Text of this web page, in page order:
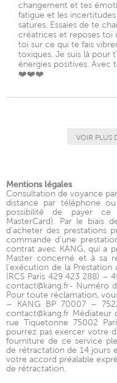
changement et tes
fatigue et les
satures. Essaies de te
créatrices et reposes toi
toi sur ce qui te fais
toxiques. Je suis là pour
énergies positives. Avec
❤️❤️❤️
VOIR PLUS
Mentions légales
Consultation de voyance
distance par téléphone
possibilité de payer ce
MasterCard). Par le biais
d'acheter des prestations
commande d'une
contrat avec KANG, qui a
Master concerné et à sa
l'exécution de la Prestation
(RCS Paris 429 423 288) –
contact@kang.fr- Numéro
Pour toute réclamation,
– KANG BP 70007 –
contact@kang.fr
rue Tiquetonne 75002
pourrez pas exercer votre
fourniture de ce service
de rétractation de 14 jours
votre accord préalable
de rétractation.